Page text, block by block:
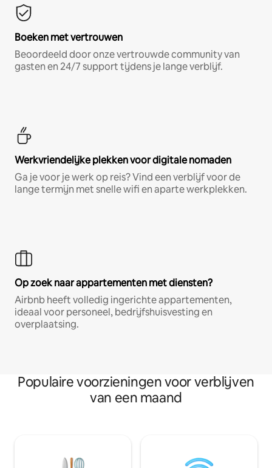
Boeken met vertrouwen
Beoordeeld door onze vertrouwde community van
gasten en 24/7 support tijdens je lange verblijf.
Werkvriendelijke plekken voor digitale nomaden
Ga je voor je werk op reis? Vind een verblijf voor de
lange termijn met snelle wifi en aparte werkplekken.
Op zoek naar appartementen met diensten?
Airbnb heeft volledig ingerichte appartementen,
ideaal voor personeel, bedrijfshuisvesting en
overplaatsing.
Populaire voorzieningen voor verblijven
van een maand